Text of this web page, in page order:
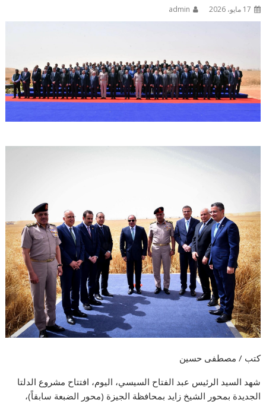
17 مايو، 2026 admin
كتب / مصطفى حسين
شهد السيد الرئيس عبد الفتاح السيسي، اليوم، افتتاح مشروع الدلتا
الجديدة بمحور الشيخ زايد بمحافظة الجيزة (محور الضبعة سابقاً)،